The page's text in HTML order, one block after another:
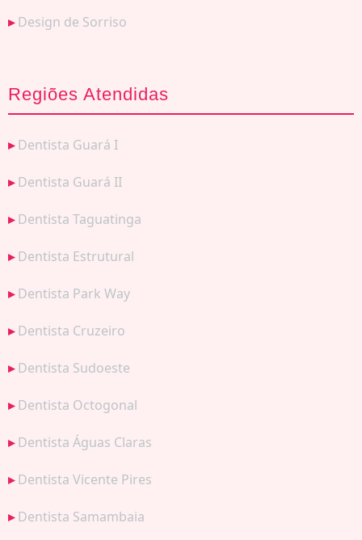
Design de Sorriso
Regiões Atendidas
Dentista Guará I
Dentista Guará II
Dentista Taguatinga
Dentista Estrutural
Dentista Park Way
Dentista Cruzeiro
Dentista Sudoeste
Dentista Octogonal
Dentista Águas Claras
Dentista Vicente Pires
Dentista Samambaia